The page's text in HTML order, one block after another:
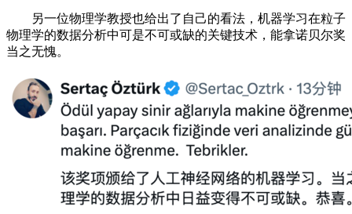
另一位物理学教授也给出了自己的看法，机器学习在粒子
物理学的数据分析中可是不可或缺的关键技术，能拿诺贝尔奖
当之无愧。